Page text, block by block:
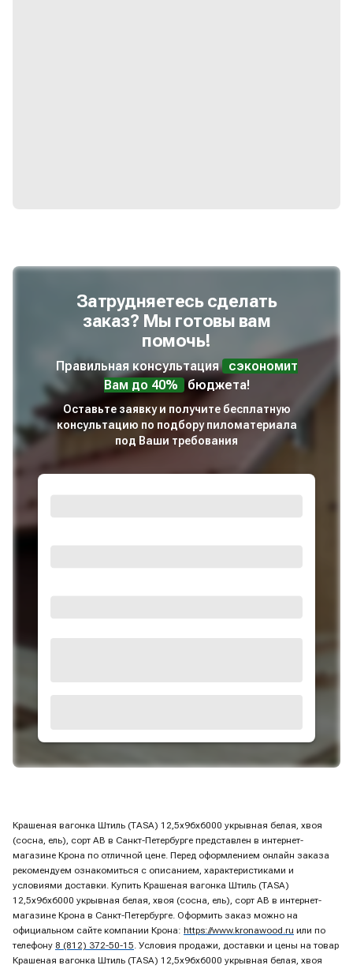
Затрудняетесь сделать
заказ? Мы готовы вам
помочь!
Правильная консультация
сэкономит
Вам до 40%
бюджета!
Оставьте заявку и получите бесплатную
консультацию по подбору пиломатериала
под Ваши требования
Крашеная вагонка Штиль (TASA) 12,5х96х6000 укрывная белая, хвоя
(сосна, ель), сорт АВ в Санкт-Петербурге представлен в интернет-
магазине Крона по отличной цене. Перед оформлением онлайн заказа
рекомендуем ознакомиться с описанием, характеристиками и
условиями доставки. Купить Крашеная вагонка Штиль (TASA)
12,5х96х6000 укрывная белая, хвоя (сосна, ель), сорт АВ в интернет-
магазине Крона в Санкт-Петербурге. Оформить заказ можно на
официальном сайте компании Крона: https://www.kronawood.ru или по
телефону 8 (812) 372-50-15. Условия продажи, доставки и цены на товар
Крашеная вагонка Штиль (TASA) 12,5х96х6000 укрывная белая, хвоя